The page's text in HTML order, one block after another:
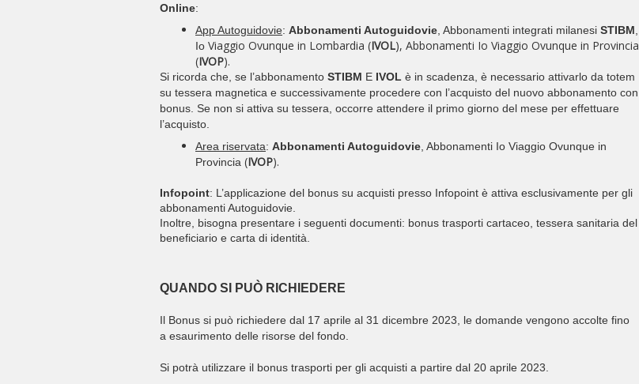
Online:
App Autoguidovie: Abbonamenti Autoguidovie , Abbonamenti integrati milanesi STIBM
Io Viaggio Ovunque in Lombardia (IVOL), Abbonamenti Io Viaggio Ovunque in Provincia
(IVOP).
Si ricorda che, se l’abbonamento STIBM E IVOL è in scadenza, è necessario attivarlo da totem
su tessera magnetica e successivamente procedere con l’acquisto del nuovo abbonamento con
bonus. Se non si attiva su tessera, occorre attendere il primo giorno del mese per effettuare
l’acquisto.
Area riservata: Abbonamenti Autoguidovie , Abbonamenti Io Viaggio Ovunque in
Provincia (IVOP).
Infopoint: L’applicazione del bonus su acquisti presso Infopoint è attiva esclusivamente per gli
abbonamenti Autoguidovie.
Inoltre, bisogna presentare i seguenti documenti: bonus trasporti cartaceo, tessera sanitaria del
beneficiario e carta di identità.
QUANDO SI PUÒ RICHIEDERE
Il Bonus si può richiedere dal 17 aprile al 31 dicembre 2023, le domande vengono accolte fino
a esaurimento delle risorse del fondo.
Si potrà utilizzare il bonus trasporti per gli acquisti a partire dal 20 aprile 2023.